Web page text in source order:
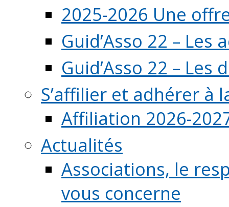
2025-2026 Une
Guid’Asso 22 –
Guid’Asso 22 – Les
S’affilier et adhérer à
Affiliation 2026-
Actualités
Associations, le
vous concerne